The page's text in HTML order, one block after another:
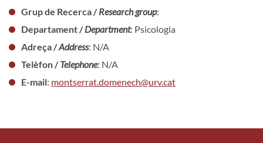
Grup de Recerca /Research group:
Departament /Department: Psicologia
Adreça /Address: N/A
Telèfon /Telephone: N/A
E-mail: montserrat.domenech@urv.cat